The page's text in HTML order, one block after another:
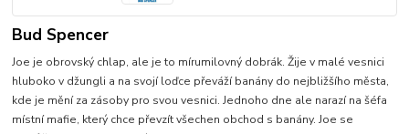
Bud Spencer
Joe je obrovský chlap, ale je to mírumilovný dobrák. Žije v malé vesnici
hluboko v džungli a na svojí loďce převáží banány do nejbližšího města,
kde je mění za zásoby pro svou vesnici. Jednoho dne ale narazí na šéfa
místní mafie, který chce převzít všechen obchod s banány. Joe se